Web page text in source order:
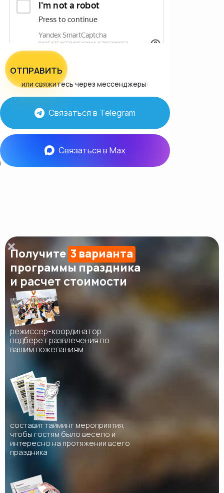
ОТПРАВИТЬ
или свяжитесь через мессенджеры:
Связаться в Telegram
Связаться в Max
Получите 3 варианта
программы праздника
и расчет стоимости
режиссер-координатор
подберет развлечения по
вашим пожеланиям
составит тайминг мероприятия,
чтобы гостям было весело и
интересно на протяжении всего
праздника